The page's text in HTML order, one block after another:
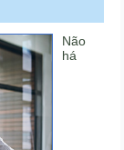
Não
há